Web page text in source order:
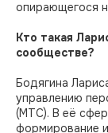
опирающегося
Кто такая
сообществе?
Бодягина
управлению
(МТС). В её
формирование и